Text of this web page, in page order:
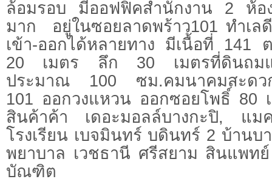
ล้อมรอบ มีออฟฟิคสำนักงาน 2 ห้อ
มาก อยู่ในซอยลาดพร้าว101 ทำเล
เข้า-ออกได้หลายทาง มีเนื้อที่ 141
20 เมตร ลึก 30 เมตรที่ดินถมแ
ประมาณ 100 ซม.คมนาคมสะดวก
101 ออกวงแหวน ออกซอยโพธิ์ 80
สินค้าค้า เดอะมอลล์บางกะปิ, แ
โรงเรียน เบจมินทร์ บดินทร์ 2 บ้านบ
พยาบาล เวชธานี ศรีสยาม สินแพท
บัณฑิต